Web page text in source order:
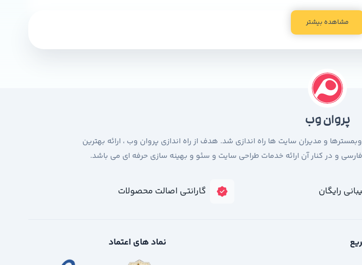
مشاهده بیشتر
پروان وب
حرفه ای به وبمسترها و مدیران سایت ها راه اندازی شد. هدف از راه اندازی پروان وب ، ارائه بهترین
و در کنار آن ارائه خدمات طراحی سایت و سئو و بهینه سازی حرفه ای می باشد.
رایگان گارانتی اصالت محصولات
نماد های اعتماد